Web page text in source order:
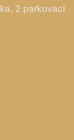
2 parkovací